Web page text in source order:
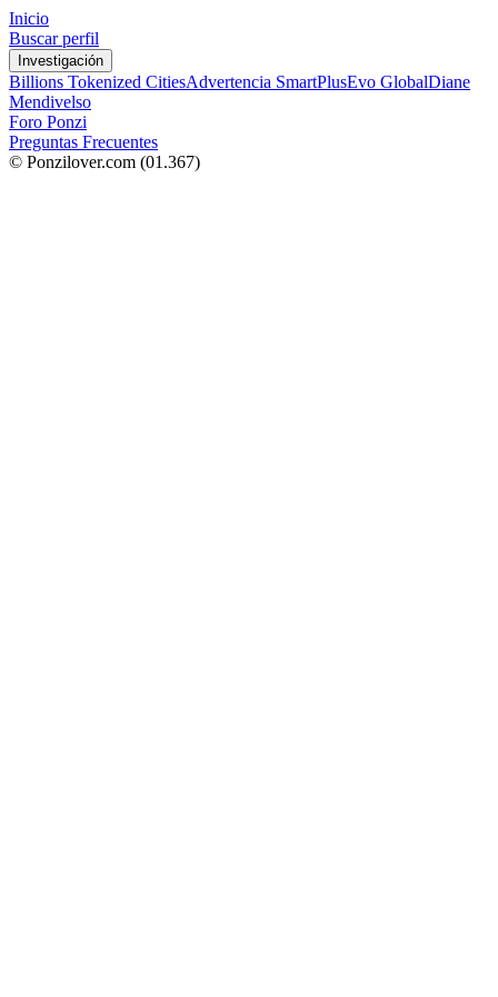
Inicio
Buscar perfil
Investigación
Billions Tokenized CitiesAdvertencia SmartPlusEvo GlobalDiane
Mendivelso
Foro Ponzi
Preguntas Frecuentes
© Ponzilover.com (01.367)